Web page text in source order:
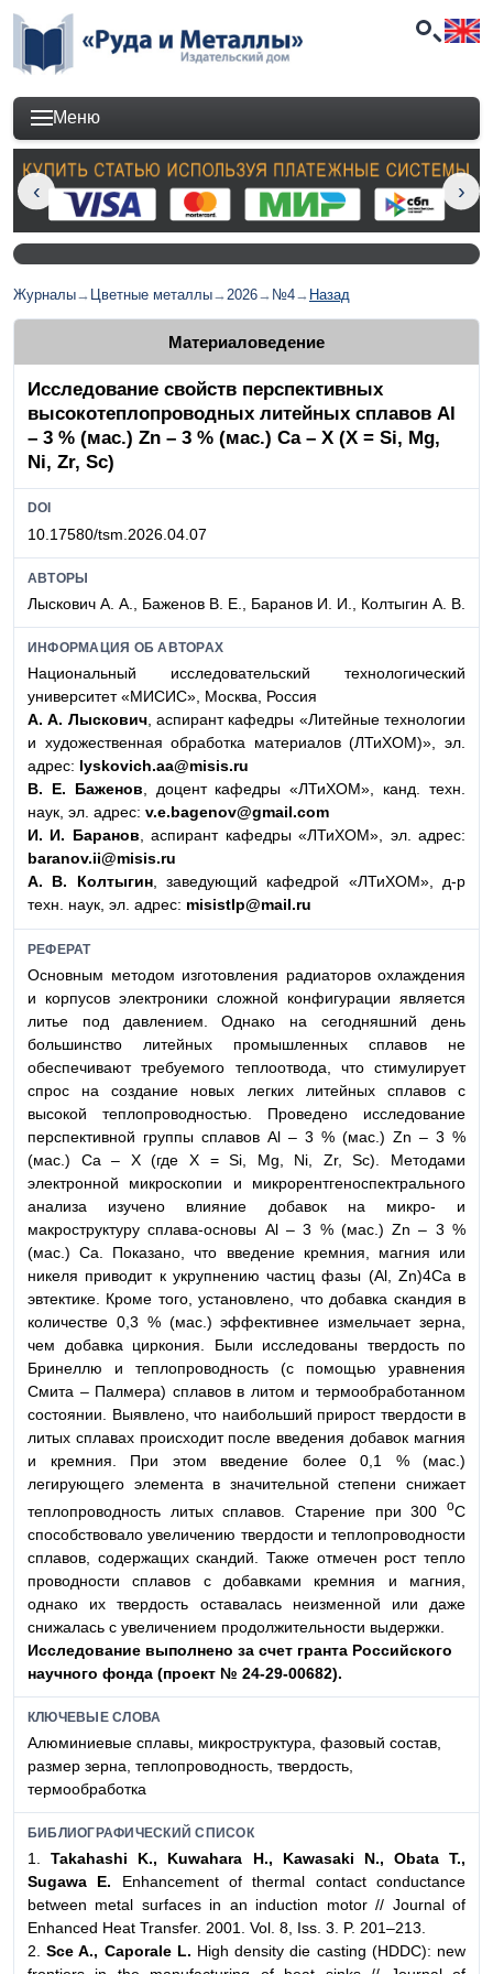
Меню
Журналы→ Цветные металлы→2026→ №4→ Назад
Материаловедение
Исследование свойств перспективных
высокотеплопроводных литейных сплавов Al
– 3 % (мас.) Zn – 3 % (мас.) Ca – Х (Х = Si, Mg,
Ni, Zr, Sc)
DOI
10.17580/tsm.2026.04.07
АВТОРЫ
Лыскович А. А., Баженов В. Е., Баранов И. И., Колтыгин А. В.
ИНФОРМАЦИЯ ОБ АВТОРАХ
Национальный исследовательский технологический
университет «МИСИС», Москва, Россия
А. А. Лыскович, аспирант кафедры «Литейные технологии
и художественная обработка материалов (ЛТиХОМ)», эл.
адрес: lyskovich.aa@misis.ru
В. Е. Баженов, доцент кафедры «ЛТиХОМ», канд. техн.
наук, эл. адрес: v.e.bagenov@gmail.com
И. И. Баранов, аспирант кафедры «ЛТиХОМ», эл. адрес:
baranov.ii@misis.ru
А. В. Колтыгин, заведующий кафедрой «ЛТиХОМ», д-р
техн. наук, эл. адрес: misistlp@mail.ru
РЕФЕРАТ
Основным методом изготовления радиаторов охлаждения
и корпусов электроники сложной конфигурации является
литье под давлением. Однако на сегодняшний день
большинство литейных промышленных сплавов не
обеспечивают требуемого теплоотвода, что стимулирует
спрос на создание новых легких литейных сплавов с
высокой теплопроводностью. Проведено исследование
перспективной группы сплавов Al – 3 % (мас.) Zn – 3 %
(мас.) Ca – X (где X = Si, Mg, Ni, Zr, Sc). Методами
электронной микроскопии и микрорентгеноспектрального
анализа изучено влияние добавок на микро- и
макроструктуру сплава-основы Al – 3 % (мас.) Zn – 3 %
(мас.) Ca. Показано, что введение кремния, магния или
никеля приводит к укрупнению частиц фазы (Al, Zn)4Ca в
эвтектике. Кроме того, установлено, что добавка скандия в
количестве 0,3 % (мас.) эффективнее измельчает зерна,
чем добавка циркония. Были исследованы твердость по
Бринеллю и теплопроводность (с помощью уравнения
Смита – Палмера) сплавов в литом и термообработанном
состоянии. Выявлено, что наибольший прирост твердости в
литых сплавах происходит после введения добавок магния
и кремния. При этом введение более 0,1 % (мас.)
легирующего элемента в значительной степени снижает
теплопроводность литых сплавов. Старение при 300 оС
способствовало увеличению твердости и теплопроводности
сплавов, содержащих скандий. Также отмечен рост тепло
проводности сплавов с добавками кремния и магния,
однако их твердость оставалась неизменной или даже
снижалась с увеличением продолжительности выдержки.
Исследование выполнено за счет гранта Российского
научного фонда (проект № 24-29-00682).
КЛЮЧЕВЫЕ СЛОВА
Алюминиевые сплавы, микроструктура, фазовый состав,
размер зерна, теплопроводность, твердость,
термообработка
БИБЛИОГРАФИЧЕСКИЙ СПИСОК
1.Takahashi K., Kuwahara H., Kawasaki N., Obata T.,
Sugawa E. Enhancement of thermal contact conductance
between metal surfaces in an induction motor // Journal of
Enhanced Heat Transfer. 2001. Vol. 8, Iss. 3. P. 201–213.
2.Sce A., Caporale L. High density die casting (HDDC): new